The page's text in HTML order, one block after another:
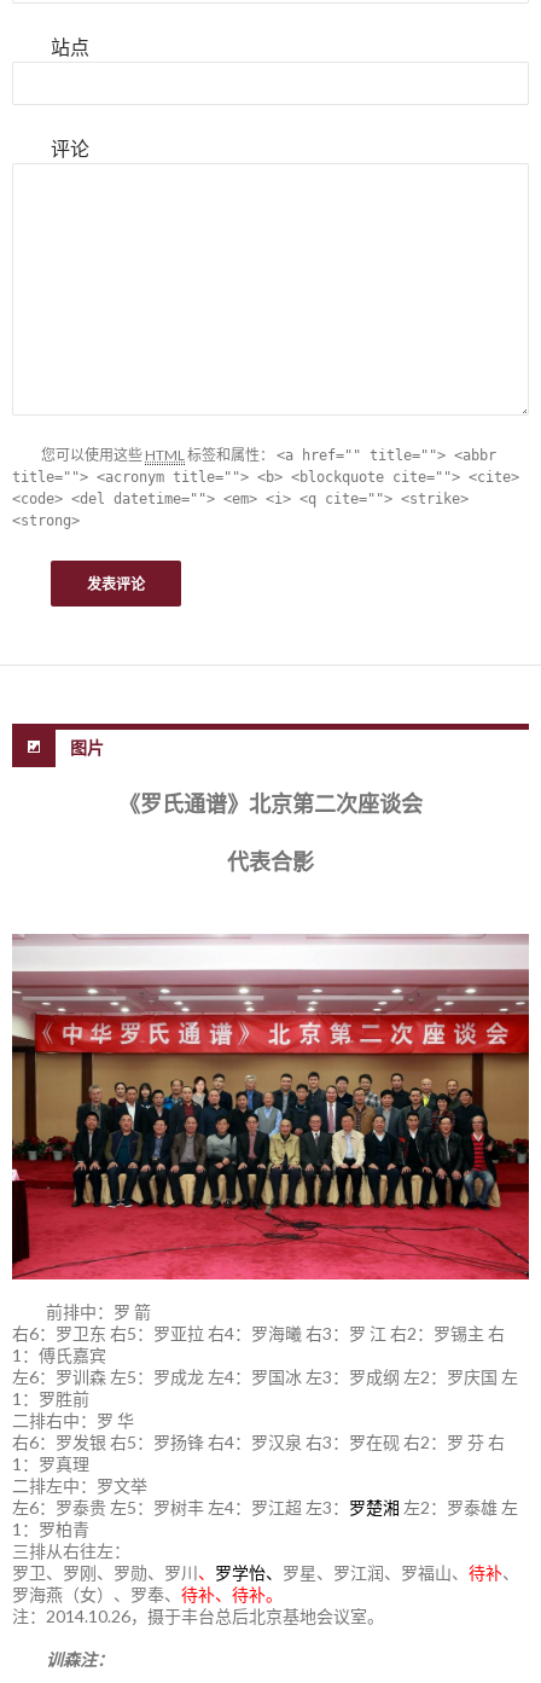
站点
评论
您可以使用这些 HTML标签和属性： <a href="" title=""> <abbr
title=""> <acronym title=""> <b> <blockquote cite=""> <cite>
<code> <del datetime=""> <em> <i> <q cite=""> <strike>
<strong>
图片
《罗氏通谱》北京第二次座谈会
代表合影
前排中：罗 箭
右6：罗卫东 右5：罗亚拉 右4：罗海曦 右3：罗 江 右2：罗锡主 右
1：傅氏嘉宾
左6：罗训森 左5：罗成龙 左4：罗国冰 左3：罗成纲 左2：罗庆国 左
1：罗胜前
二排右中：罗 华
右6：罗发银 右5：罗扬锋 右4：罗汉泉 右3：罗在砚 右2：罗 芬 右
1：罗真理
二排左中：罗文举
左6：罗泰贵 左5：罗树丰 左4：罗江超 左3： 罗楚湘 左2：罗泰雄 左
1：罗柏青
三排从右往左：
罗卫、罗刚、罗勋、罗川、 罗学怡、 罗星、罗江润、罗福山、 待补、
罗海燕（女）、罗奉、 待补、待补。
注：2014.10.26，摄于丰台总后北京基地会议室。
训森注：